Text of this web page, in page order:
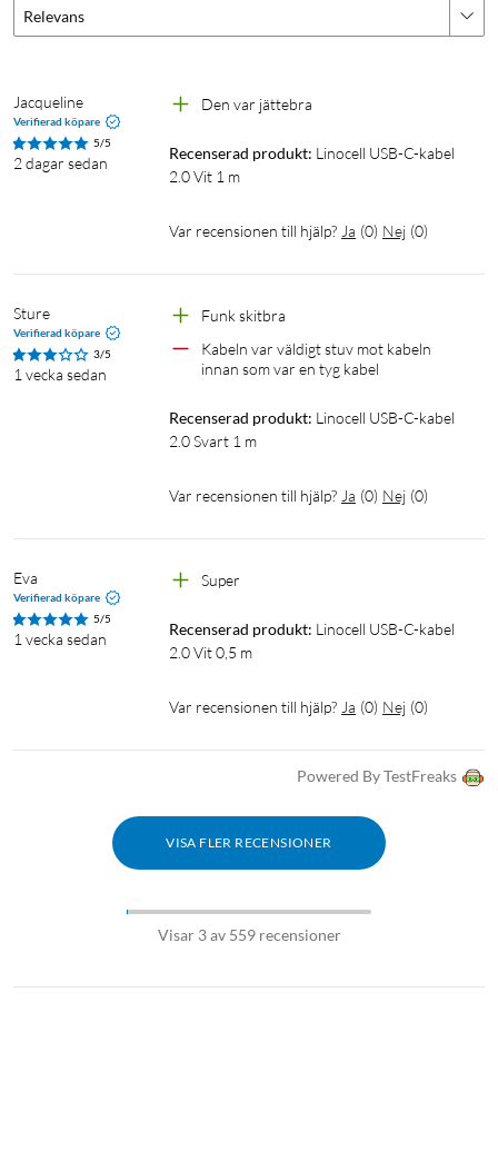
Relevans
Jacqueline
Verifierad köpare
5/5
2 dagar sedan
Den var jättebra
Recenserad produkt: Linocell USB-C-kabel
2.0 Vit 1 m
Var recensionen till hjälp? Ja (0) Nej (0)
Sture
Verifierad köpare
3/5
1 vecka sedan
Funk skitbra
Kabeln var väldigt stuv mot kabeln
innan som var en tyg kabel
Recenserad produkt: Linocell USB-C-kabel
2.0 Svart 1 m
Var recensionen till hjälp? Ja (0) Nej (0)
Eva
Verifierad köpare
5/5
1 vecka sedan
Super
Recenserad produkt: Linocell USB-C-kabel
2.0 Vit 0,5 m
Var recensionen till hjälp? Ja (0) Nej (0)
Powered By TestFreaks
VISA FLER RECENSIONER
Visar 3 av 559 recensioner